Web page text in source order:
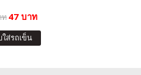
ท47 บาท
ส่รถเข็น